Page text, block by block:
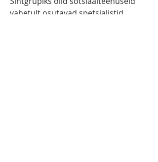
vahetult osutavad spetsialistid